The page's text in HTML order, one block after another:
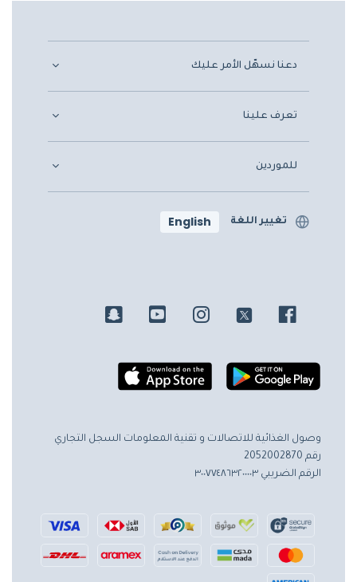
دعنا نسهّل الأمر عليك
تعرف علينا
للموردين
تغيير اللغة English
وصول الغذائية للاتصالات و تقنية المعلومات السجل التجاري
رقم 2052002870
الرقم الضريبي ٣٠٠٧٧٤٨٦٣٢٠٠٠٠٣